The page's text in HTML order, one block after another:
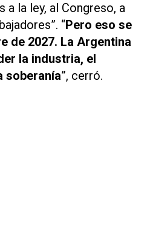
a la ley, al Congreso, a
“Pero eso se
de 2027. La Argentina
la industria, el
soberanía”, cerró.